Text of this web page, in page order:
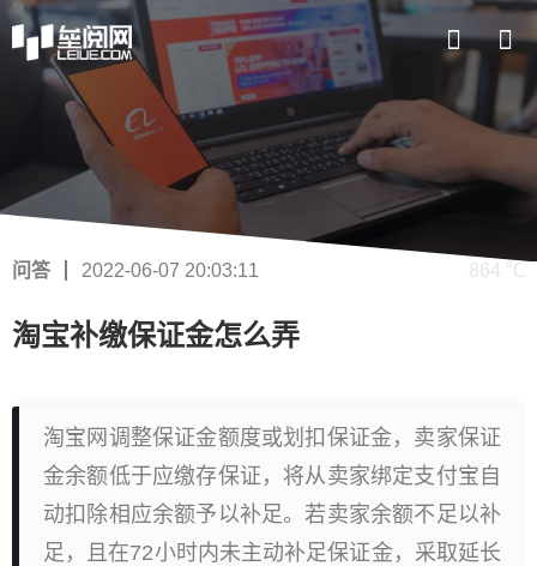
问答 2022-06-07 20:03:11 864 ℃
淘宝补缴保证金怎么弄
淘宝网调整保证金额度或划扣保证金，卖家保证
金余额低于应缴存保证，将从卖家绑定支付宝自
动扣除相应余额予以补足。若卖家余额不足以补
足，且在72小时内未主动补足保证金，采取延长